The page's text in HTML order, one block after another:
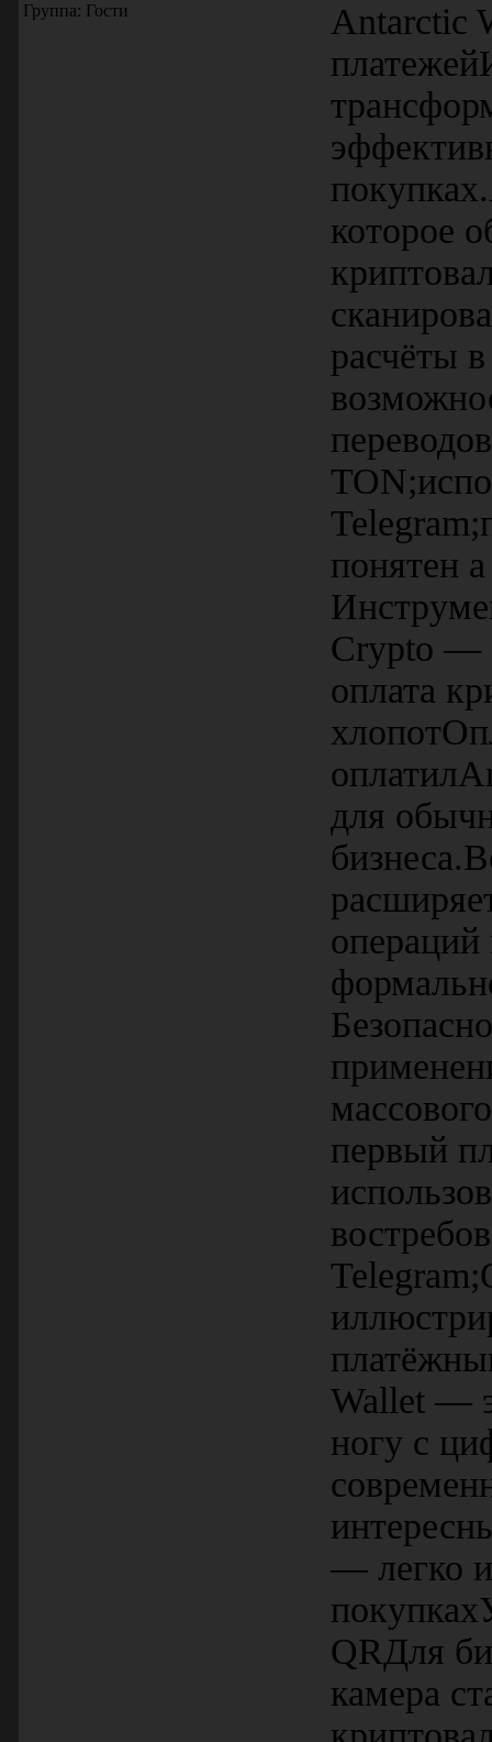
Группа: Гости
Antarctic
которое
расчёты
понятен
Crypto —
оплата
для
первый
Wallet —
ногу с
— легко
QRДля
камера